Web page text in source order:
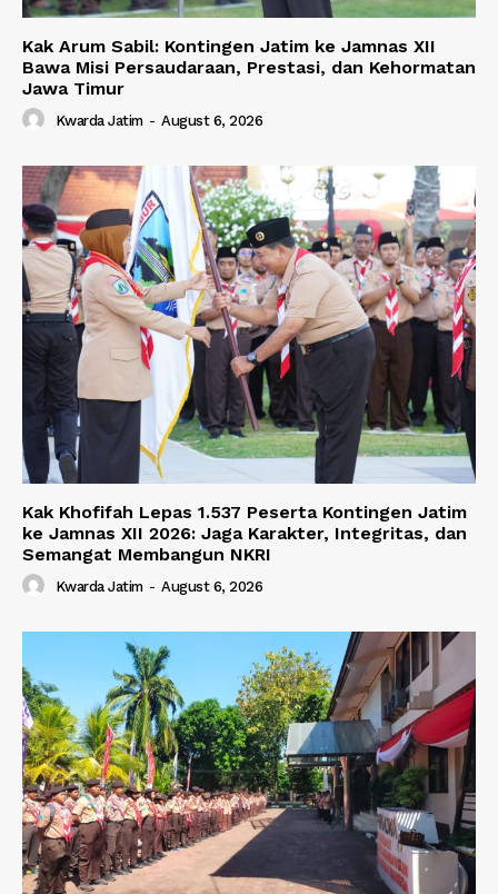
Kak Arum Sabil: Kontingen Jatim ke Jamnas XII
Bawa Misi Persaudaraan, Prestasi, dan Kehormatan
Jawa Timur
Kwarda Jatim - August 6, 2026
Kak Khofifah Lepas 1.537 Peserta Kontingen Jatim
ke Jamnas XII 2026: Jaga Karakter, Integritas, dan
Semangat Membangun NKRI
Kwarda Jatim - August 6, 2026